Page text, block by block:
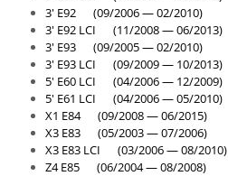
Traversa
Usa fată
Usa spate
Cutie viteze
Cutie viteze
Kit revizie
3' E92 (09/2006 — 02/2010)
3' E92 LCI (11/2008 — 06/2013)
3' E93 (09/2005 — 02/2010)
3' E93 LCI (09/2009 — 10/2013)
5' E60 LCI (04/2006 — 12/2009)
5' E61 LCI (04/2006 — 05/2010)
X1 E84 (09/2008 — 06/2015)
X3 E83 (05/2003 — 07/2006)
X3 E83 LCI (03/2006 — 08/2010)
Z4 E85 (06/2004 — 08/2008)